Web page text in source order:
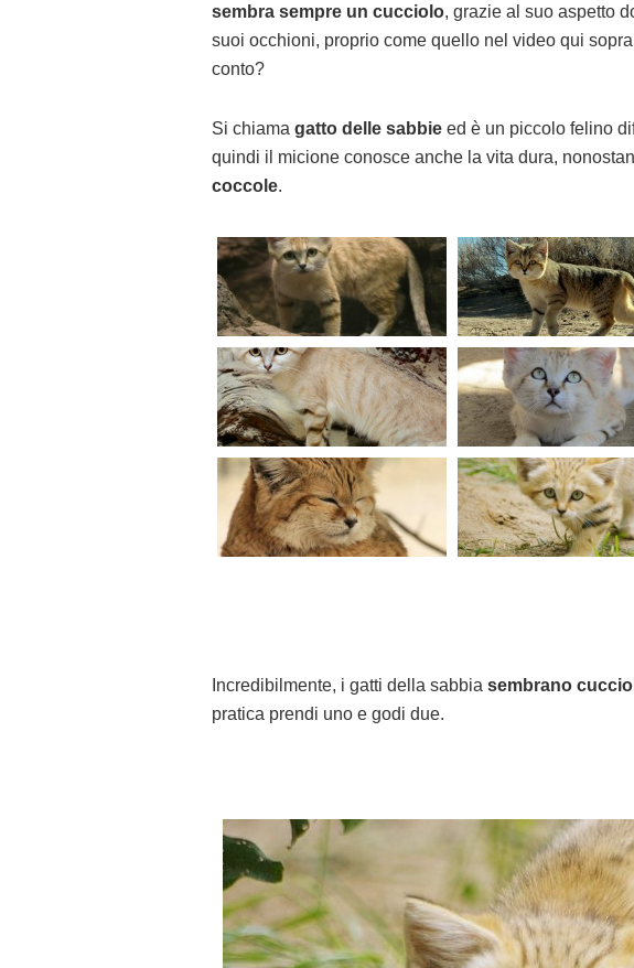
sembra sempre un cucciolo, grazie al suo aspetto
suoi occhioni, proprio come quello nel video qui
conto?
Si chiama gatto delle sabbie ed è un piccolo felino
quindi il micione conosce anche la vita dura,
coccole.
Incredibilmente, i gatti della sabbia sembrano
pratica prendi uno e godi due.